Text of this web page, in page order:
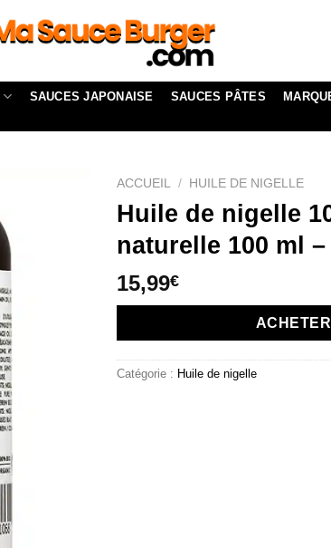
SAUCES JAPONAISE SAUCES PÂTES
ACCUEIL / HUILE DE NIGELLE
Huile de nigelle
naturelle 100 ml
15,99€
Catégorie : Huile de nigelle